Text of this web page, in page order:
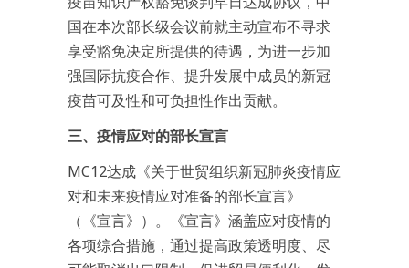
国在本次部长级会议前就主动宣布不寻求
享受豁免决定所提供的待遇，为进一步加
强国际抗疫合作、提升发展中成员的新冠
疫苗可及性和可负担性作出贡献。
三、疫情应对的部长宣言
MC12达成《关于世贸组织新冠肺炎疫情应
对和未来疫情应对准备的部长宣言》
（《宣言》）。《宣言》涵盖应对疫情的
各项综合措施，通过提高政策透明度、尽